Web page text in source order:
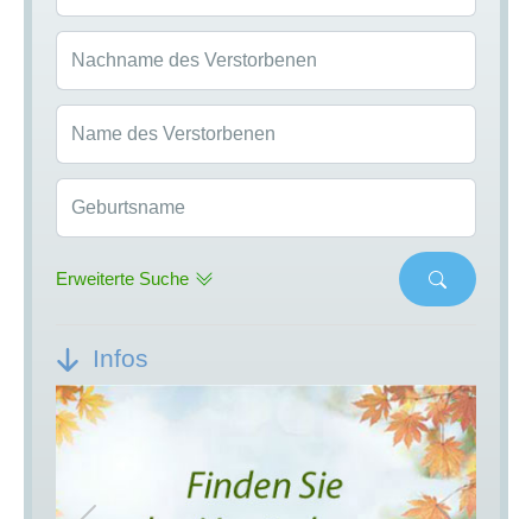
Nachname des Verstorbenen
Name des Verstorbenen
Geburtsname
Erweiterte Suche
Infos